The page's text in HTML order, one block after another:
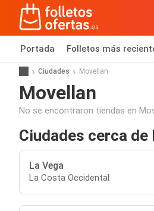
Portada Folletos más
Ciudades Movellan
Movellan
No se encontraron tiendas en
Ciudades cerca de
La Vega
La Costa Occidental